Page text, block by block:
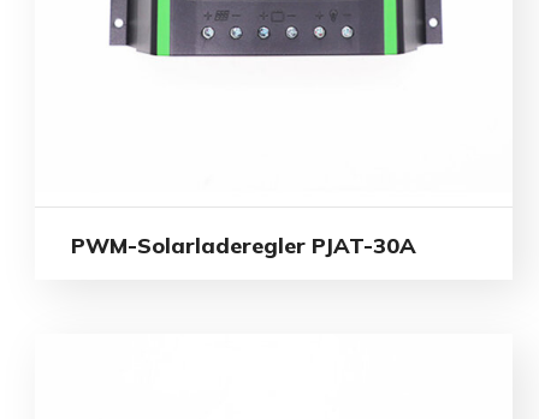
PWM-Solarladeregler PJAT-30A